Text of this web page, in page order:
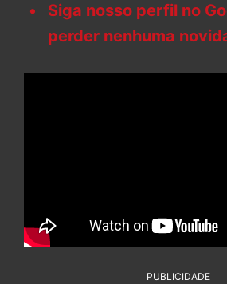
Siga nosso perfil no
perder nenhuma
PUBLICIDADE